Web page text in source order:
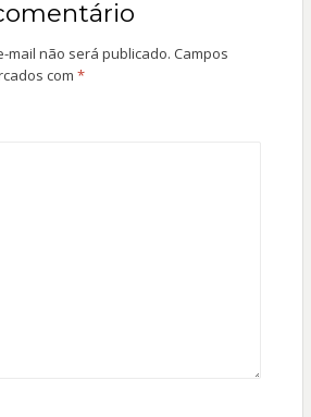
mail não será publicado. Campos
com *